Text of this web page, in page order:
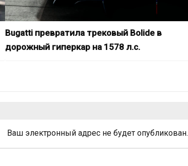
Bugatti превратила трековый Bolide в
дорожный гиперкар на 1578 л.с.
Ваш электронный адрес не будет опубликован.